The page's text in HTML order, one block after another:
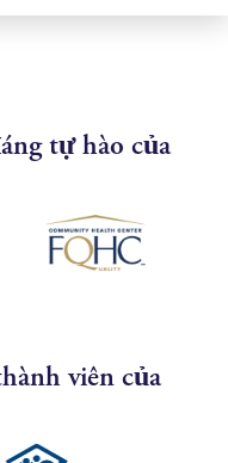
tự hào của
viên của